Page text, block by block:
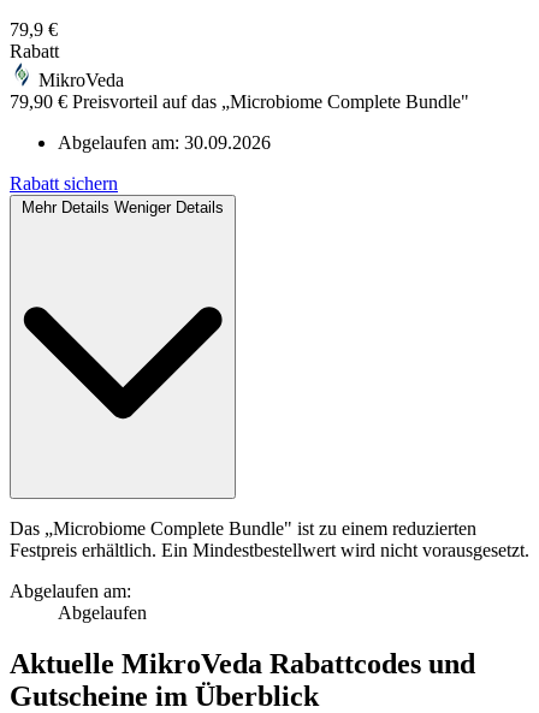
79,9 €
Rabatt
MikroVeda
79,90 € Preisvorteil auf das „Microbiome Complete Bundle"
Abgelaufen am: 30.09.2026
Rabatt sichern
Mehr Details Weniger Details
Das „Microbiome Complete Bundle" ist zu einem reduzierten
Festpreis erhältlich. Ein Mindestbestellwert wird nicht vorausgesetzt.
Abgelaufen am:
Abgelaufen
Aktuelle MikroVeda Rabattcodes und
Gutscheine im Überblick